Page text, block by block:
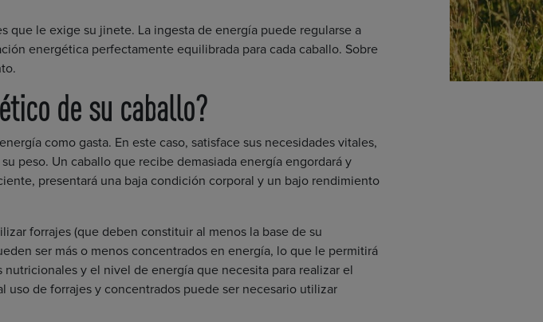
que le exige su jinete. La ingesta de energía puede regularse a
energética perfectamente equilibrada para cada caballo. Sobre
de su caballo?
como gasta. En este caso, satisface sus necesidades vitales,
peso. Un caballo que recibe demasiada energía engordará y
presentará una baja condición corporal y un bajo rendimiento
forrajes (que deben constituir al menos la base de su
ser más o menos concentrados en energía, lo que le permitirá
y el nivel de energía que necesita para realizar el
de forrajes y concentrados puede ser necesario utilizar